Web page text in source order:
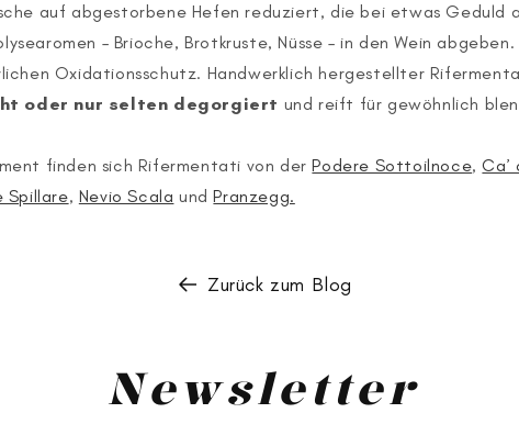
auf abgestorbene Hefen reduziert, die bei etwas Geduld
– Brioche, Brotkruste, Nüsse – in den Wein
Oxidationsschutz. Handwerklich hergestellter
oder nur selten degorgiert und reift für gewöhnlich
finden sich Rifermentati von derPodere Sottoilnoce,Ca’
Spillare, Nevio Scala undPranzegg.
Zurück zum Blog
Newsletter